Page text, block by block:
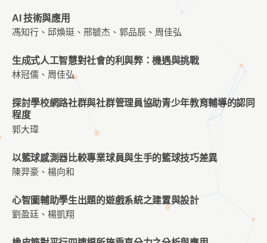
AI 技術與應用
馮知行、邱煥珽、邢毓杰、郭品辰、周佳弘
生成式人工智慧對社會的利與弊：機遇與挑戰
林冠儒、周佳弘
探討學校網路社群與社群管理員協助青少年教育輔導的認同
程度
郭大瑋
以籃球感測器比較專業球員與生手的籃球技巧差異
陳羿豪、楊向和
心智圖輔助學生出題的遊戲系統之建置與設計
劉盈廷、楊凱翔